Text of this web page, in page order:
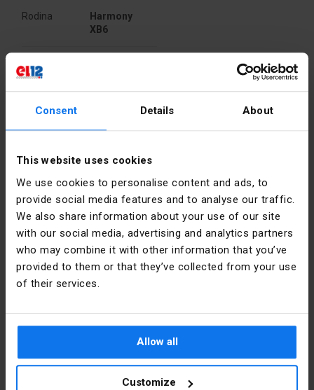
Consent Details About
This website uses cookies
We use cookies to personalise content and ads, to
provide social media features and to analyse our traffic.
We also share information about your use of our site
with our social media, advertising and analytics partners
who may combine it with other information that you’ve
provided to them or that they’ve collected from your use
of their services.
Allow all
Customize
Rodina
Harmony
XB6
PKWIU
Další technické údaje
transformator
Z
wbudowanym
rezystorem
ograniczającym
Ne
Zawiera
światła
Výrobce
Schneider
Electric
Polska
Adresa
02-673
Warszawa
Konstruktorska
12 Polska
E-mail poland.helpdesk@se.com
Soubory ke stažení